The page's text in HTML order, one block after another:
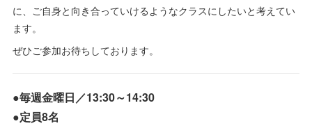
に、ご自身と向き合っていけるようなクラスにしたいと考えてい
ます。
ぜひご参加お待ちしております。
●毎週金曜日／13:30～14:30
●定員8名